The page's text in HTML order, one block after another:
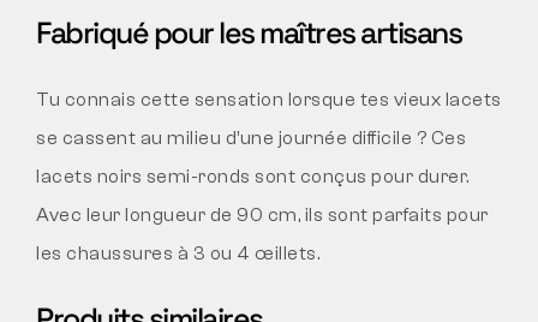
Fabriqué pour les maîtres artisans
Tu connais cette sensation lorsque tes vieux lacets
se cassent au milieu d’une journée difficile ? Ces
lacets noirs semi-ronds sont conçus pour durer.
Avec leur longueur de 90 cm, ils sont parfaits pour
les chaussures à 3 ou 4 œillets.